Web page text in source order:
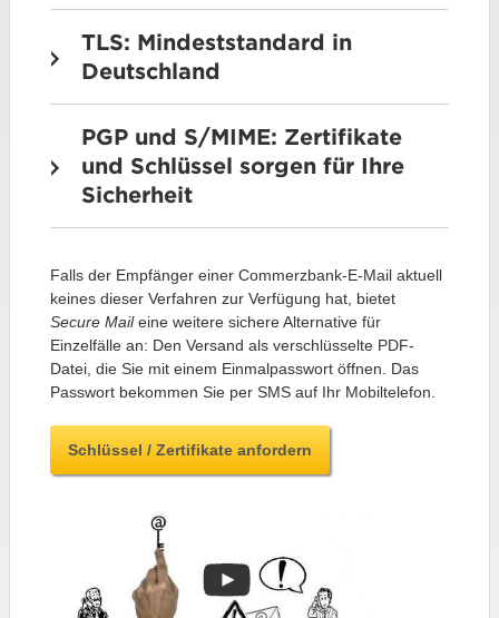
TLS: Mindeststandard in
Deutschland
PGP und S/MIME: Zertifikate
und Schlüssel sorgen für Ihre
Sicherheit
Falls der Empfänger einer Commerzbank-E-Mail aktuell
keines dieser Verfahren zur Verfügung hat, bietet
Secure Maileine weitere sichere Alternative für
Einzelfälle an: Den Versand als verschlüsselte PDF-
Datei, die Sie mit einem Einmalpasswort öffnen. Das
Passwort bekommen Sie per SMS auf Ihr Mobiltelefon.
Schlüssel / Zertifikate anfordern